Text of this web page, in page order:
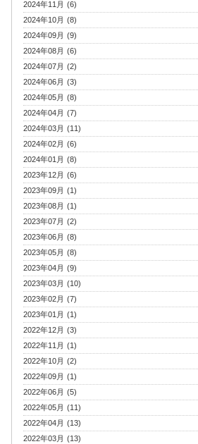
2024年11月 (6)
2024年10月 (8)
2024年09月 (9)
2024年08月 (6)
2024年07月 (2)
2024年06月 (3)
2024年05月 (8)
2024年04月 (7)
2024年03月 (11)
2024年02月 (6)
2024年01月 (8)
2023年12月 (6)
2023年09月 (1)
2023年08月 (1)
2023年07月 (2)
2023年06月 (8)
2023年05月 (8)
2023年04月 (9)
2023年03月 (10)
2023年02月 (7)
2023年01月 (1)
2022年12月 (3)
2022年11月 (1)
2022年10月 (2)
2022年09月 (1)
2022年06月 (5)
2022年05月 (11)
2022年04月 (13)
2022年03月 (13)